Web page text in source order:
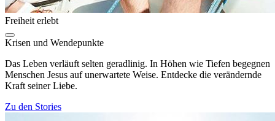
Freiheit erlebt
Krisen und Wendepunkte
Das Leben verläuft selten geradlinig. In Höhen wie Tiefen begegnen
Menschen Jesus auf unerwartete Weise. Entdecke die verändernde
Kraft seiner Liebe.
Zu den Stories